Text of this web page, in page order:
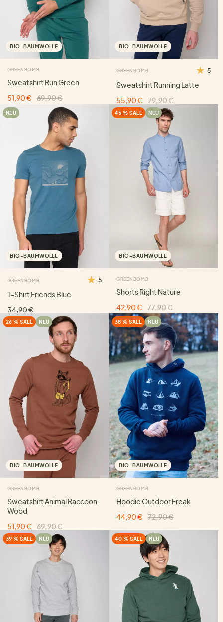
BIO-BAUMWOLLE
GREENBOMB
Sweatshirt Run Green
51,90 €
69,90 €
BIO-BAUMWOLLE
GREENBOMB 5
Sweatshirt Running Latte
55,90 €
79,90 €
NEU
BIO-BAUMWOLLE
GREENBOMB 5
T-Shirt Friends Blue
34,90 €
45 % SALE NEU
BIO-BAUMWOLLE
GREENBOMB
Shorts Right Nature
42,90 €
77,90 €
26 % SALE NEU
BIO-BAUMWOLLE
GREENBOMB
Sweatshirt Animal Raccoon
Wood
51,90 €
69,90 €
38 % SALE NEU
BIO-BAUMWOLLE
GREENBOMB
Hoodie Outdoor Freak
44,90 €
72,90 €
39 % SALE NEU 40 % SALE NEU